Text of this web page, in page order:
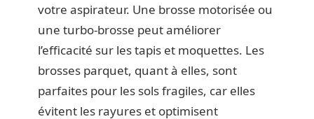
votre aspirateur. Une brosse motorisée ou
une turbo-brosse peut améliorer
l’efficacité sur les tapis et moquettes. Les
brosses parquet, quant à elles, sont
parfaites pour les sols fragiles, car elles
évitent les rayures et optimisent